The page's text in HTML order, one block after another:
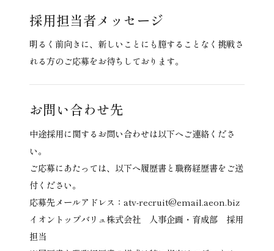
採用担当者メッセージ
明るく前向きに、新しいことにも臆することなく挑戦さ
れる方のご応募をお待ちしております。
お問い合わせ先
中途採用に関するお問い合わせは以下へご連絡くださ
い。
ご応募にあたっては、以下へ履歴書と職務経歴書をご送
付ください。
応募先メールアドレス：atv-recruit@email.aeon.biz
イオントップバリュ株式会社 人事企画・育成部 採用
担当